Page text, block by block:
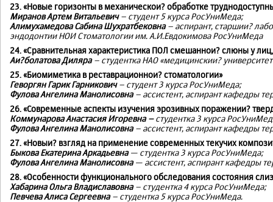
23. «Новые горизонты в механическои? обработке
Миранов Артем Витальевич– студент 5 курса РосУниМеда;
Алимухамедова Сабина Шухратбековна– аспирант, старшии?
эндодонтии НОИ Стоматологии им. А.И.Евдокимова РосУниМеда
24. «Сравнительная характеристика ПОЛ смешаннои? слюны у
Аи?болатова Диляра– студентка НАО «медицинскии?
25. «Биомиметика в реставрационнои? стоматологии»
Геворгян Гарик Гарникович– студент 3 курса РосУниМеда;
Фулова Ангелина Манолисовна– ассистент, аспирант кафедры
26. «Современные аспекты изучения эрозивных поражении?
Коммунарова Анастасия Игоревна –студентка 3 курса
Фулова Ангелина Манолисовна– ассистент, аспирант кафедры
27. «Новыи? взгляд на применение современных текучих
Быкова Екатерина Аркадьевна— студентка 3 курса РосУниМеда;
Фулова Ангелина Манолисовна— ассистент, аспирант кафедры
28. «Особенности функционального обследования состояния
Хабарина Ольга Владиславовна– студентка 4 курса РосУниМеда;
Певчева Алиса Сергеевна– студентка 5 курса РосУниМеда.